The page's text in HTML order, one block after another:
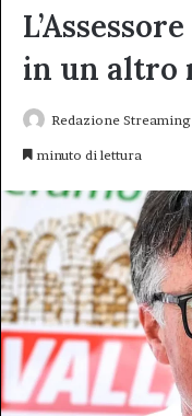
in un altro
Redazione Streaming
minuto di lettura